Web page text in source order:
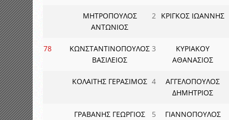
ΜΗΤΡΟΠΟΥΛΟΣ
ΑΝΤΩΝΙΟΣ
2 ΚΡΙΓΚΟΣ ΙΩΑΝΝΗΣ
78
ΚΩΝΣΤΑΝΤΙΝΟΠΟΥΛΟΣ
ΒΑΣΙΛΕΙΟΣ
3
ΚΥΡΙΑΚΟΥ
ΑΘΑΝΑΣΙΟΣ
ΚΟΛΑΙΤΗΣ ΓΕΡΑΣΙΜΟΣ 4
ΑΓΓΕΛΟΠΟΥΛΟΣ
ΔΗΜΗΤΡΙΟΣ
ΓΡΑΒΑΝΗΣ ΓΕΩΡΓΙΟΣ 5
ΓΙΑΝΝΟΠΟΥΛΟΣ